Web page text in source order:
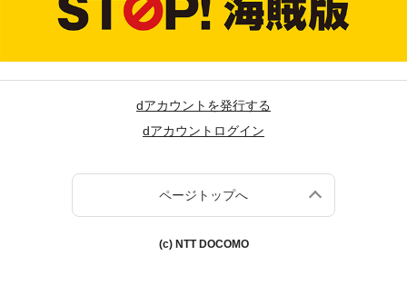
dアカウントを発行する
dアカウントログイン
ページトップへ
(c) NTT DOCOMO